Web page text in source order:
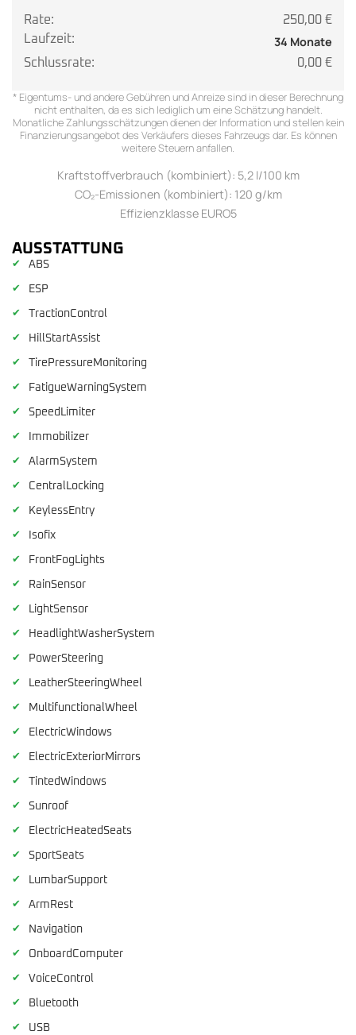
Rate:
250,00 €
Laufzeit:
34 Monate
Schlussrate: 0,00 €
* Eigentums- und andere Gebühren und Anreize sind in dieser Berechnung
nicht enthalten, da es sich lediglich um eine Schätzung handelt.
Monatliche Zahlungsschätzungen dienen der Information und stellen kein
Finanzierungsangebot des Verkäufers dieses Fahrzeugs dar. Es können
weitere Steuern anfallen.
Kraftstoffverbrauch (kombiniert): 5,2 l/100 km
CO₂-Emissionen (kombiniert): 120 g/km
Effizienzklasse EURO5
AUSSTATTUNG
✔ ABS
✔ ESP
✔ TractionControl
✔ HillStartAssist
✔ TirePressureMonitoring
✔ FatigueWarningSystem
✔ SpeedLimiter
✔ Immobilizer
✔ AlarmSystem
✔ CentralLocking
✔ KeylessEntry
✔ Isofix
✔ FrontFogLights
✔ RainSensor
✔ LightSensor
✔ HeadlightWasherSystem
✔ PowerSteering
✔ LeatherSteeringWheel
✔ MultifunctionalWheel
✔ ElectricWindows
✔ ElectricExteriorMirrors
✔ TintedWindows
✔ Sunroof
✔ ElectricHeatedSeats
✔ SportSeats
✔ LumbarSupport
✔ ArmRest
✔ Navigation
✔ OnboardComputer
✔ VoiceControl
✔ Bluetooth
✔ USB